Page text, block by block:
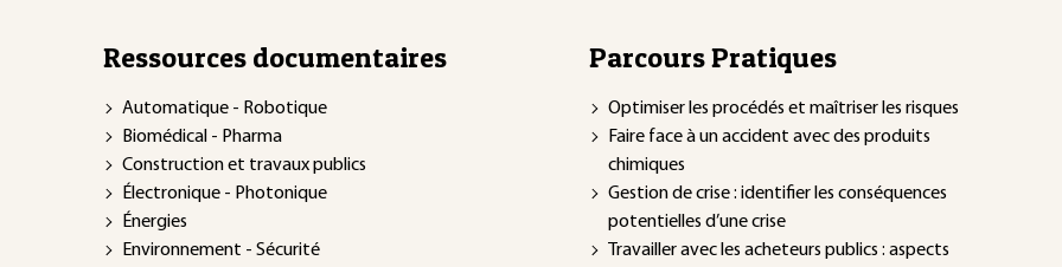
Ressources documentaires
Automatique - Robotique
Biomédical - Pharma
Construction et travaux publics
Électronique - Photonique
Énergies
Environnement - Sécurité
Parcours Pratiques
Optimiser les procédés et maîtriser les risques
Faire face à un accident avec des produits
chimiques
Gestion de crise : identifier les conséquences
potentielles d’une crise
Travailler avec les acheteurs publics : aspects